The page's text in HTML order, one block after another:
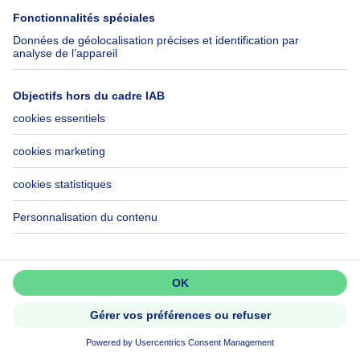
Activer l'alerte
NOUVEAU
569000€
Ne passez pas à côté!
Créez une alerte pour découvrir
les nouvelles annonces en premier.